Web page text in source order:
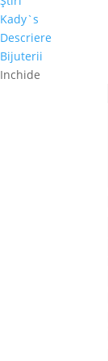
Kady`s
Descriere
Bijuterii
Inchide